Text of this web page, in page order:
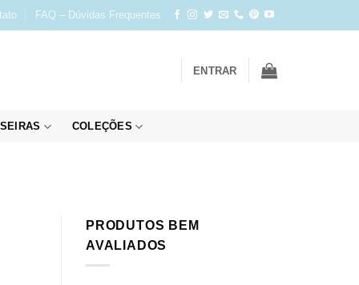
FAQ – Dúvidas Frequentes
ENTRAR
COLEÇÕES
PRODUTOS BEM
AVALIADOS